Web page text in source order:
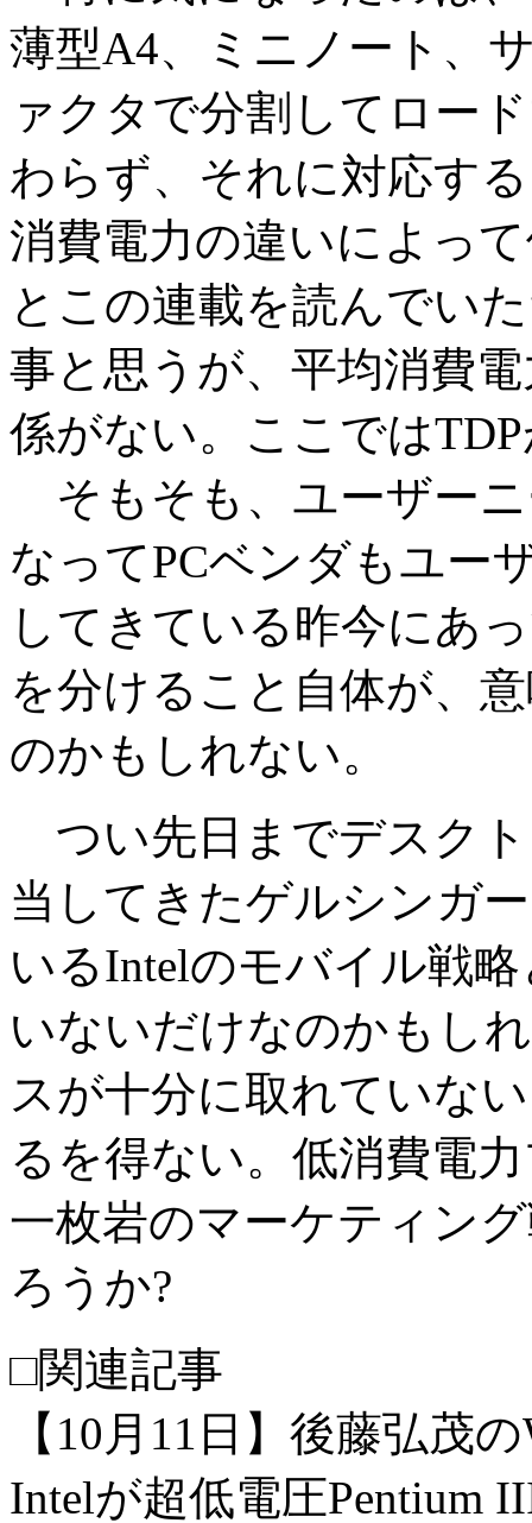
薄型A4、ミニノート、
ァクタで分割してロー
わらず、それに対応す
消費電力の違いによっ
とこの連載を読んでい
事と思うが、平均消費
係がない。ここでは
そもそも、ユーザー
なってPCベンダもユー
してきている昨今にあ
を分けること自体が、
のかもしれない。
つい先日までデスク
当してきたゲルシンガ
いるIntelのモバイル戦
いないだけなのかもし
スが十分に取れていな
るを得ない。低消費電
一枚岩のマーケティン
ろうか?
□関連記事
【10月11日】後藤弘茂
Intelが超低電圧Pentium